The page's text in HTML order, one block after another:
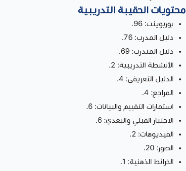
محتويات الحقيبة التدريبية
بوربوينت: 96.
دليل المدرب: 76.
دليل المتدرب: 69.
الأنشطة التدريبية: 2.
الدليل التعريفي: 4.
المراجع: 4.
استمارات التقييم والبيانات: 6.
الاختبار القبلي والبعدي: 6.
الفيديوهات: 2.
الصور: 20.
الخرائط الذهنية: 1.